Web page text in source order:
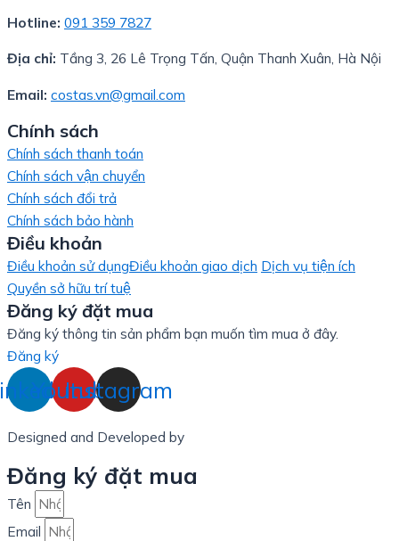
Hotline: 091 359 7827
Địa chỉ: Tầng 3, 26 Lê Trọng Tấn, Quận Thanh Xuân, Hà Nội
Email: costas.vn@gmail.com
Chính sách
Chính sách thanh toán
Chính sách vận chuyển
Chính sách đổi trả
Chính sách bảo hành
Điều khoản
Điều khoản sử dụngĐiều khoản giao dịch Dịch vụ tiện ích
Quyền sở hữu trí tuệ
Đăng ký đặt mua
Đăng ký thông tin sản phẩm bạn muốn tìm mua ở đây.
Đăng ký
Youtube
Instagram
Designed and Developed by
Đăng ký đặt mua
Tên
Email